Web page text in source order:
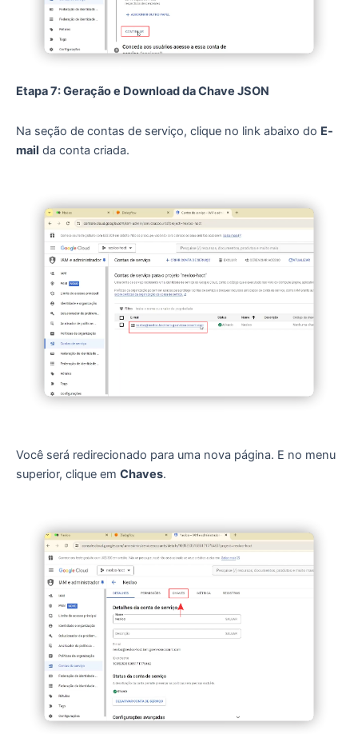
Etapa 7: Geração e Download da Chave JSON
Na seção de contas de serviço, clique no link abaixo do E-
mail da conta criada.
Você será redirecionado para uma nova página. E no menu
superior, clique em Chaves.